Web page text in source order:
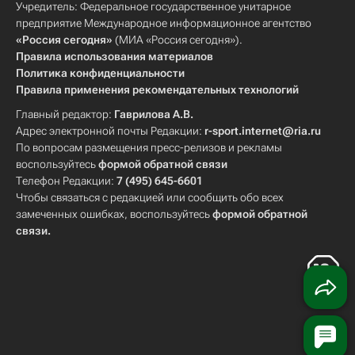
Учредитель: Федеральное государственное унитарное
предприятие Международное информационное агентство
«Россия сегодня» (МИА «Россия сегодня»).
Правила использования материалов
Политика конфиденциальности
Правила применения рекомендательных технологий
Главный редактор: Гаврилова А.В.
Адрес электронной почты Редакции: r-sport.internet@ria.ru
По вопросам размещения пресс-релизов и рекламы
воспользуйтесьформой обратной связи
Телефон Редакции: 7 (495) 645-6601
Чтобы связаться с редакцией или сообщить обо всех
замеченных ошибках, воспользуйтесьформой обратной
связи.